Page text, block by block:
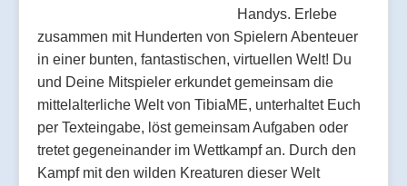
Handys. Erlebe
zusammen mit Hunderten von Spielern Abenteuer
in einer bunten, fantastischen, virtuellen Welt! Du
und Deine Mitspieler erkundet gemeinsam die
mittelalterliche Welt von TibiaME, unterhaltet Euch
per Texteingabe, löst gemeinsam Aufgaben oder
tretet gegeneinander im Wettkampf an. Durch den
Kampf mit den wilden Kreaturen dieser Welt